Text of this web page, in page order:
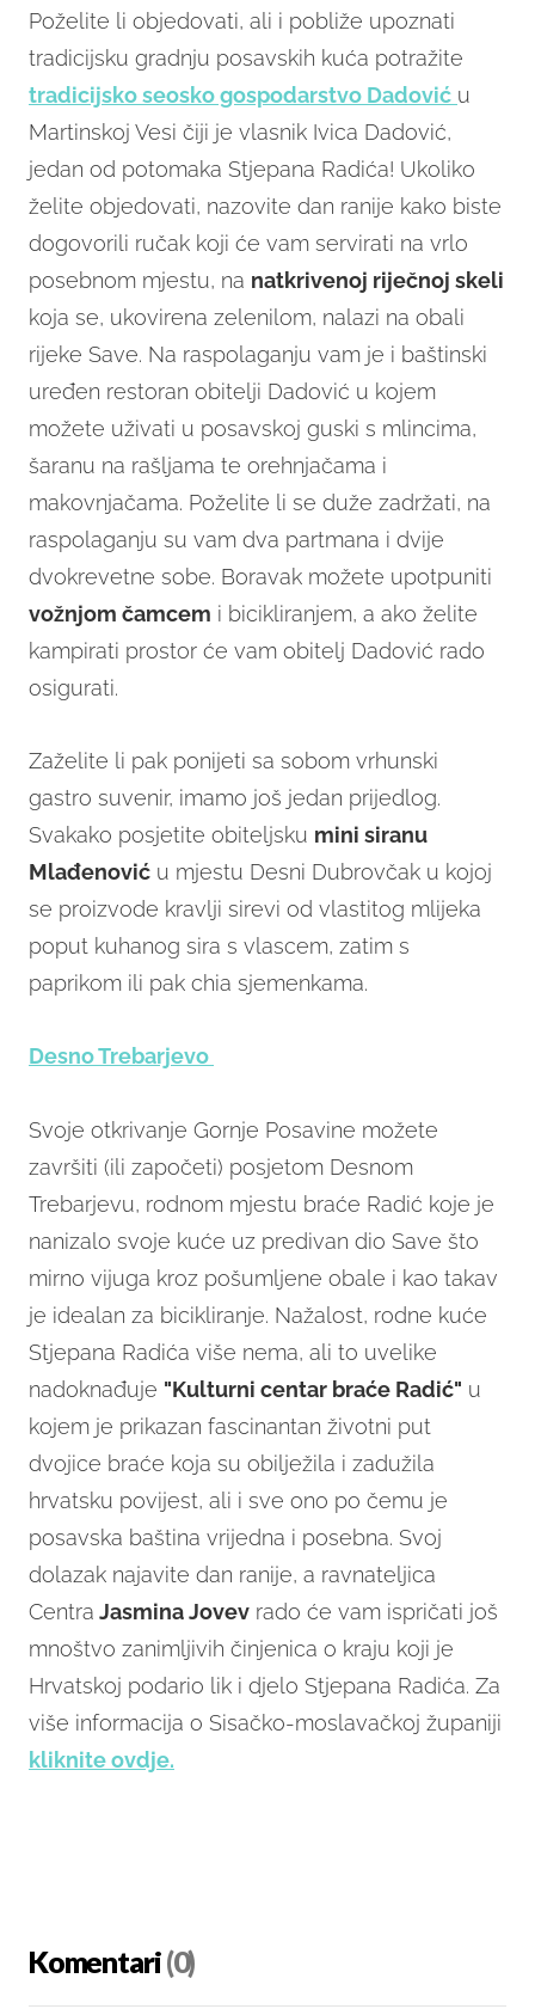
Poželite li objedovati, ali i pobliže upoznati
tradicijsku gradnju posavskih kuća potražite
tradicijskoseosko gospodarstvo Dadović u
Martinskoj Vesi čiji je vlasnik Ivica Dadović,
jedan od potomaka Stjepana Radića! Ukoliko
želite objedovati, nazovite dan ranije kako biste
dogovorili ručak koji će vam servirati na vrlo
posebnom mjestu, na natkrivenoj riječnoj skeli
koja se, ukovirena zelenilom, nalazi na obali
rijeke Save. Na raspolaganju vam je i baštinski
uređen restoran obitelji Dadović u kojem
možete uživati u posavskoj guski s mlincima,
šaranu na rašljama te orehnjačama i
makovnjačama. Poželite li se duže zadržati, na
raspolaganju su vam dva partmana i dvije
dvokrevetne sobe. Boravak možete upotpuniti
vožnjom čamcem i bicikliranjem, a ako želite
kampirati prostor će vam obitelj Dadović rado
osigurati.
Zaželite li pak ponijeti sa sobom vrhunski
gastro suvenir, imamo još jedan prijedlog.
Svakako posjetite obiteljsku mini siranu
Mlađenović u mjestu Desni Dubrovčak u kojoj
se proizvode kravlji sirevi od vlastitog mlijeka
poput kuhanog sira s vlascem, zatim s
paprikom ili pak chia sjemenkama.
Desno Trebarjevo
Svoje otkrivanje Gornje Posavine možete
završiti (ili započeti) posjetom Desnom
Trebarjevu, rodnom mjestu braće Radić koje je
nanizalo svoje kuće uz predivan dio Save što
mirno vijuga kroz pošumljene obale i kao takav
je idealan za bicikliranje. Nažalost, rodne kuće
Stjepana Radića više nema, ali to uvelike
nadoknađuje "Kulturni centar braće Radić" u
kojem je prikazan fascinantan životni put
dvojice braće koja su obilježila i zadužila
hrvatsku povijest, ali i sve ono po čemu je
posavska baština vrijedna i posebna. Svoj
dolazak najavite dan ranije, a ravnateljica
Centra Jasmina Jovev rado će vam ispričati još
mnoštvo zanimljivih činjenica o kraju koji je
Hrvatskoj podario lik i djelo Stjepana Radića. Za
više informacija o Sisačko-moslavačkoj županiji
kliknite ovdje.
Komentari(0)